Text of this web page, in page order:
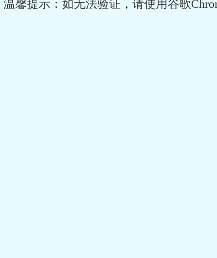
温馨提示：如无法验证，请使用谷歌